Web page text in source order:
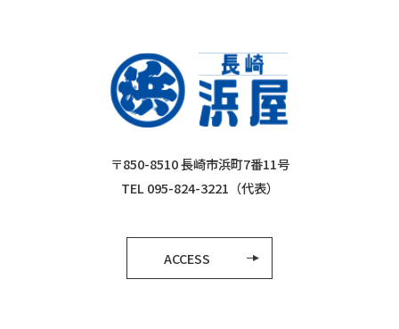
〒850-8510 長崎市浜町7番11号
TEL 095-824-3221（代表）
ACCESS